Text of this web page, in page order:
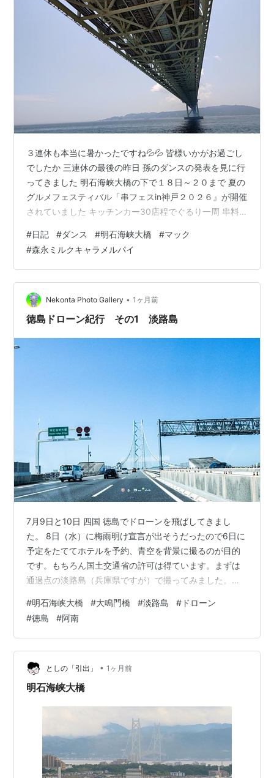
３連休も本当に暑かったですね💦💦 皆様いかがお過ごし
でしたか 三連休の最後の昨日 孫のダンスの発表を見に行
ってきました 明石海峡大橋の下で１８日～２０まで 夏の
グルメフェスティバル「串フェスin神戸２０２６』が開催
されていました キッチンカー30店程でぐるり一周 串料
プで夜は又綺麗でしょうね✨✨✨ 私達が行ったのは丁度
お昼頃 暑くて～～暑くて💦💦 橋の下の陰で集合 子供達
は元気です😄 橋の真下でリハーサルをしたりしながら出
番を待ちます 真下が大きな陰になってます😄 HANAの
ROSEの曲に会わせて 歌いながらノリノリで踊っていま
した😍 明石海…
#日記 #ダンス #明石海峡大橋 #マック
#森永ミルクキャラメルパイ
Nekonta Photo Gallery • 1ヶ月前
徳島ドローン紀行 その1 淡路島
7月9日と10日 四国 徳島でドローンを飛ばしてきまし
た。 8日（水）に梅雨明け宣言が出そうだったので6日に
予定をたててホテルを予約、青空を背景に撮るのが目的
です。もちろん国土交通省の許可は得ています。まずは
通過点の淡路島（兵庫県ですが）で撮ってみました。
駅・・・昼食を摂る予定で来たら本日定休日ｗ 03：展望
デッキは行けたので大鳴門橋を撮りました。 04：ドロー
ンも少し上げてみました。 05 06 07：「うずまちテラ
ス」からの眺め 08：上空から撮ると半島がよくわかりま
す 09：徳島へ入って充電で立ち寄った道の駅に「野球
寺」のオブジェが…
#明石海峡大橋 #大鳴門橋 #淡路島 # ドローン
#徳島 #阿南
としの「引出」 • 1ヶ月前
明石海峡大橋